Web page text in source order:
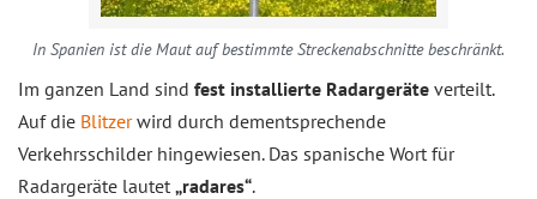
In Spanien ist die Maut auf bestimmte Streckenabschnitte beschränkt.
Im ganzen Land sind fest installierte Radargeräte verteilt.
Auf die Blitzerwird durch dementsprechende
Verkehrsschilder hingewiesen. Das spanische Wort für
Radargeräte lautet „radares“.